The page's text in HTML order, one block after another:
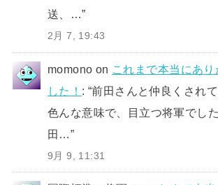
送、…”
2月 7, 19:43
momono on これまで本当にあり
した！ : “前田さんと仲良くされ
色んな意味で、目立つ将軍でし
田…”
9月 9, 11:31